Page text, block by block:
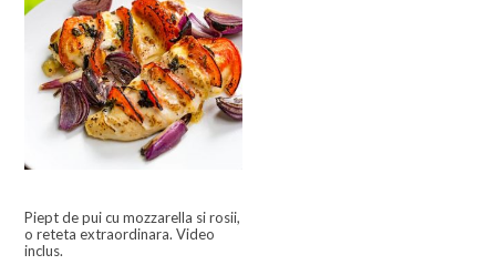
Piept de pui cu mozzarella si rosii,
o reteta extraordinara. Video
inclus.